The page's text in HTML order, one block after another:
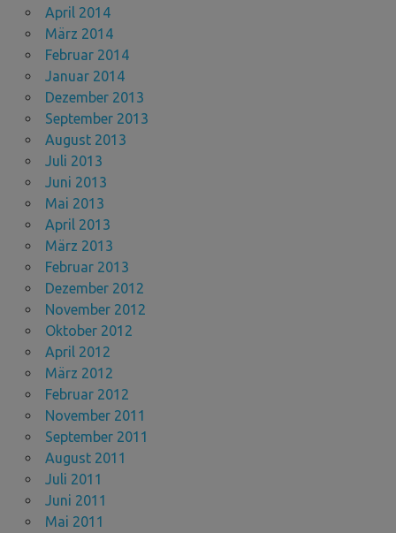
April 2014
März 2014
Februar 2014
Januar 2014
Dezember 2013
September 2013
August 2013
Juli 2013
Juni 2013
Mai 2013
April 2013
März 2013
Februar 2013
Dezember 2012
November 2012
Oktober 2012
April 2012
März 2012
Februar 2012
November 2011
September 2011
August 2011
Juli 2011
Juni 2011
Mai 2011